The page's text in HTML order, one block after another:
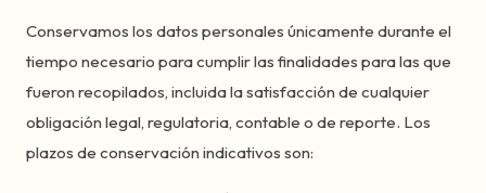
Conservamos los datos personales únicamente durante el
tiempo necesario para cumplir las finalidades para las que
fueron recopilados, incluida la satisfacción de cualquier
obligación legal, regulatoria, contable o de reporte. Los
plazos de conservación indicativos son: